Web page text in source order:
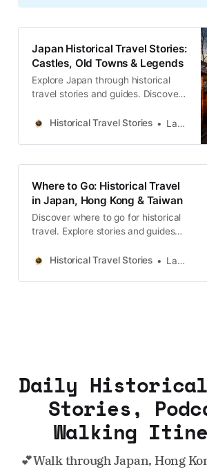
しています。
Japan Historical Travel Stories:
Castles, Old Towns & Legends
Explore Japan through historical
travel stories and guides. Discover
legends across the country.
Historical Travel Stories Lawrence
Where to Go: Historical Travel
in Japan, Hong Kong & Taiwan
Discover where to go for historical
travel. Explore stories and guides
Taiwan, more destinations like the
Historical Travel Stories Lawrence
Daily
Stories,
Walking
💕Walk through Japan, Hong